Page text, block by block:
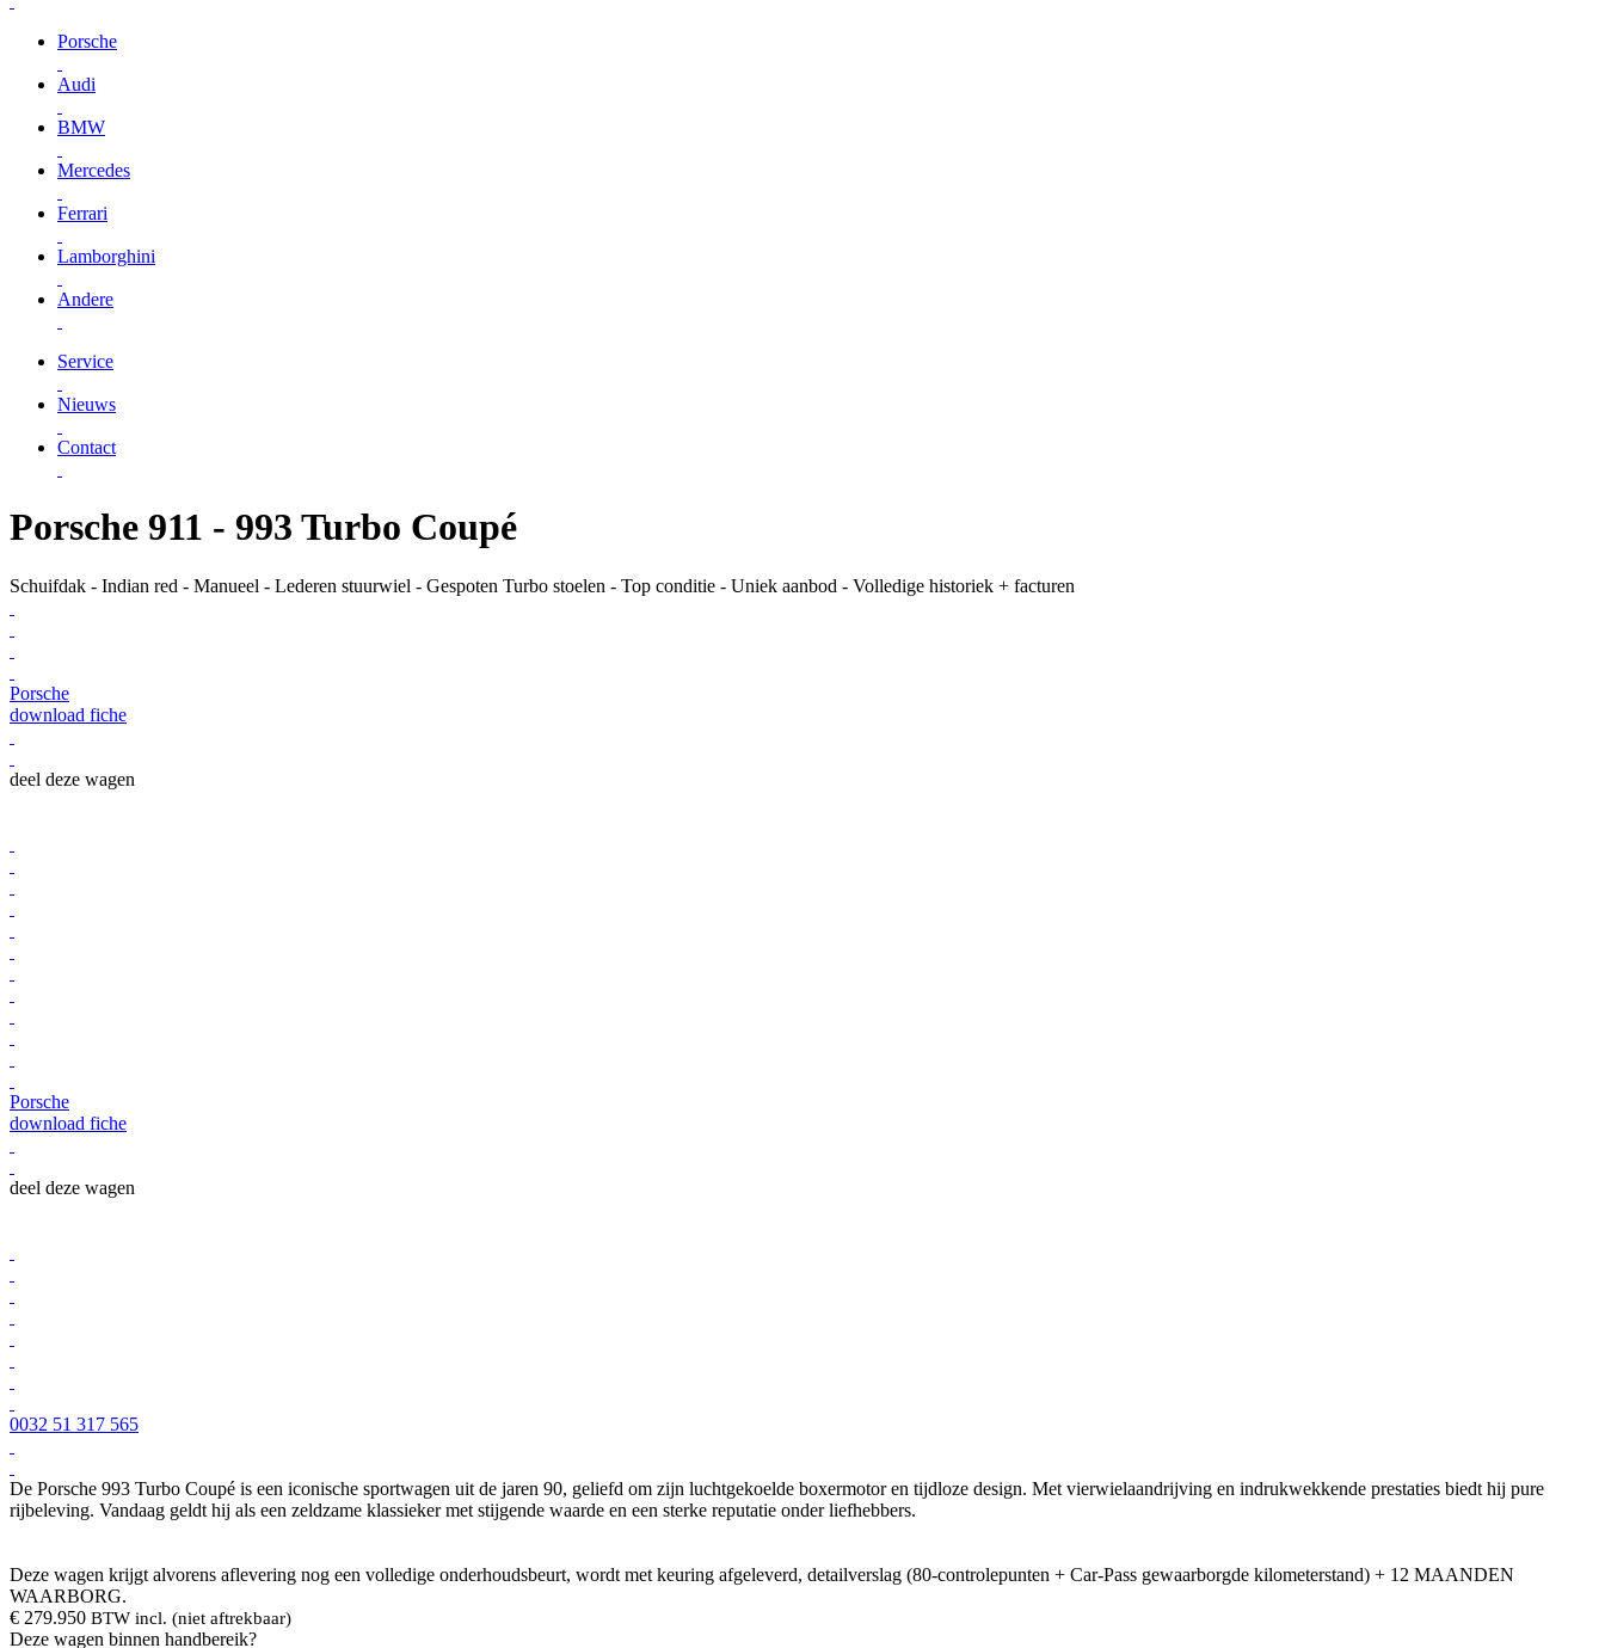
Porsche
Audi
BMW
Mercedes
Ferrari
Lamborghini
Andere
Service
Nieuws
Contact
Porsche 911 - 993 Turbo Coupé
Schuifdak - Indian red - Manueel - Lederen stuurwiel - Gespoten Turbo stoelen - Top conditie - Uniek aanbod - Volledige historiek + facturen
Porsche
download fiche
deel deze wagen
Porsche
download fiche
deel deze wagen
0032 51 317 565
De Porsche 993 Turbo Coupé is een iconische sportwagen uit de jaren 90, geliefd om zijn luchtgekoelde boxermotor en tijdloze design. Met vierwielaandrijving en indrukwekkende prestaties biedt hij pure
rijbeleving. Vandaag geldt hij als een zeldzame klassieker met stijgende waarde en een sterke reputatie onder liefhebbers.
Deze wagen krijgt alvorens aflevering nog een volledige onderhoudsbeurt, wordt met keuring afgeleverd, detailverslag (80-controlepunten + Car-Pass gewaarborgde kilometerstand) + 12 MAANDEN
WAARBORG.
€ 279.950 BTW incl. (niet aftrekbaar)
Deze wagen binnen handbereik?